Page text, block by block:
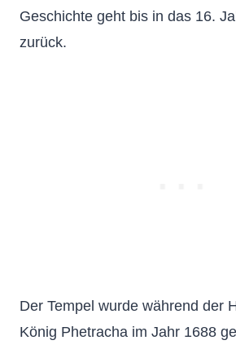
Geschichte geht bis in das 16.
zurück.
Der Tempel wurde während der
König Phetracha im Jahr 1688